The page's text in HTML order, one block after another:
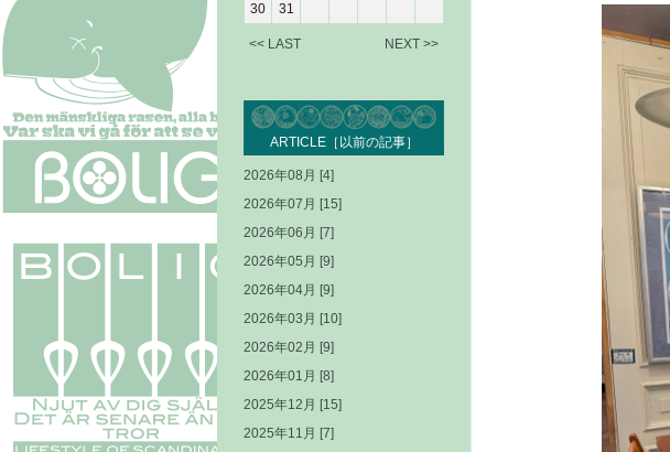
30
31
<< LAST NEXT >>
ARTICLE［以前の記事］
2026年08月 [4]
2026年07月 [15]
2026年06月 [7]
2026年05月 [9]
2026年04月 [9]
2026年03月 [10]
2026年02月 [9]
2026年01月 [8]
2025年12月 [15]
2025年11月 [7]